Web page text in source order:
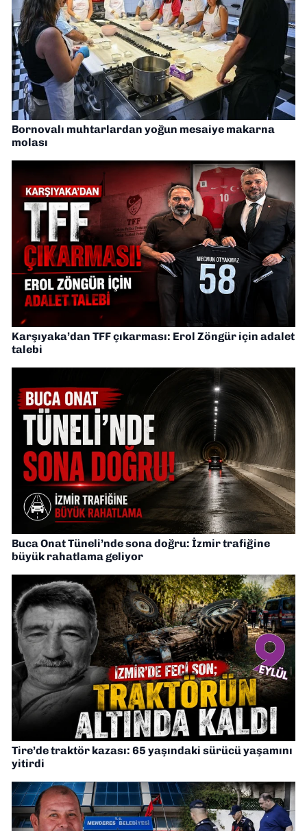
Bornovalı muhtarlardan yoğun mesaiye makarna
molası
Karşıyaka’dan TFF çıkarması: Erol Zöngür için adalet
talebi
Buca Onat Tüneli’nde sona doğru: İzmir trafiğine
büyük rahatlama geliyor
Tire’de traktör kazası: 65 yaşındaki sürücü yaşamını
yitirdi